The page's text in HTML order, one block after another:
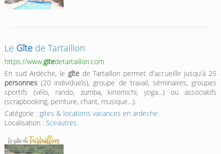
Le Gîtede Tartaillon
https://www.gitedetartaillon.com
En sud Ardèche, le gîtede Tartaillon permet d'accueillir jusqu'à 25
personnes(20 individuels), groupe de travail, séminaires, groupes
sportifs (vélo, rando, zumba, kinomichi, yoga…) ou associatifs
(scrapbooking, peinture, chant, musique…).
Catégorie : gites & locations vacances en ardeche.
Localisation : Sceautres.